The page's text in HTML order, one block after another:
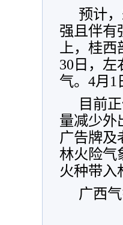
预计
强且伴有
上，桂
30日，
气。4月1
目前
量减少外
广告牌及
林火险气
火种带入
广西